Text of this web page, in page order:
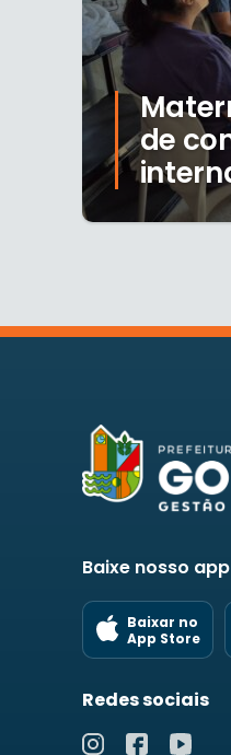
de
Baixe nosso app
Baixar no
App Store
Redes sociais